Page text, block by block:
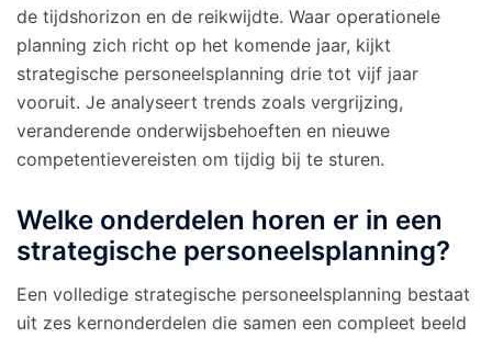
de tijdshorizon en de reikwijdte. Waar operationele
planning zich richt op het komende jaar, kijkt
strategische personeelsplanning drie tot vijf jaar
vooruit. Je analyseert trends zoals vergrijzing,
veranderende onderwijsbehoeften en nieuwe
competentievereisten om tijdig bij te sturen.
Welke onderdelen horen er in een
strategische personeelsplanning?
Een volledige strategische personeelsplanning bestaat
uit zes kernonderdelen die samen een compleet beeld